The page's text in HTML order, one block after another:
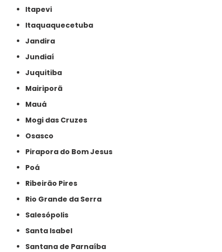
Itapevi
Itaquaquecetuba
Jandira
Jundiaí
Juquitiba
Mairiporã
Mauá
Mogi das Cruzes
Osasco
Pirapora do Bom Jesus
Poá
Ribeirão Pires
Rio Grande da Serra
Salesópolis
Santa Isabel
Santana de Parnaíba